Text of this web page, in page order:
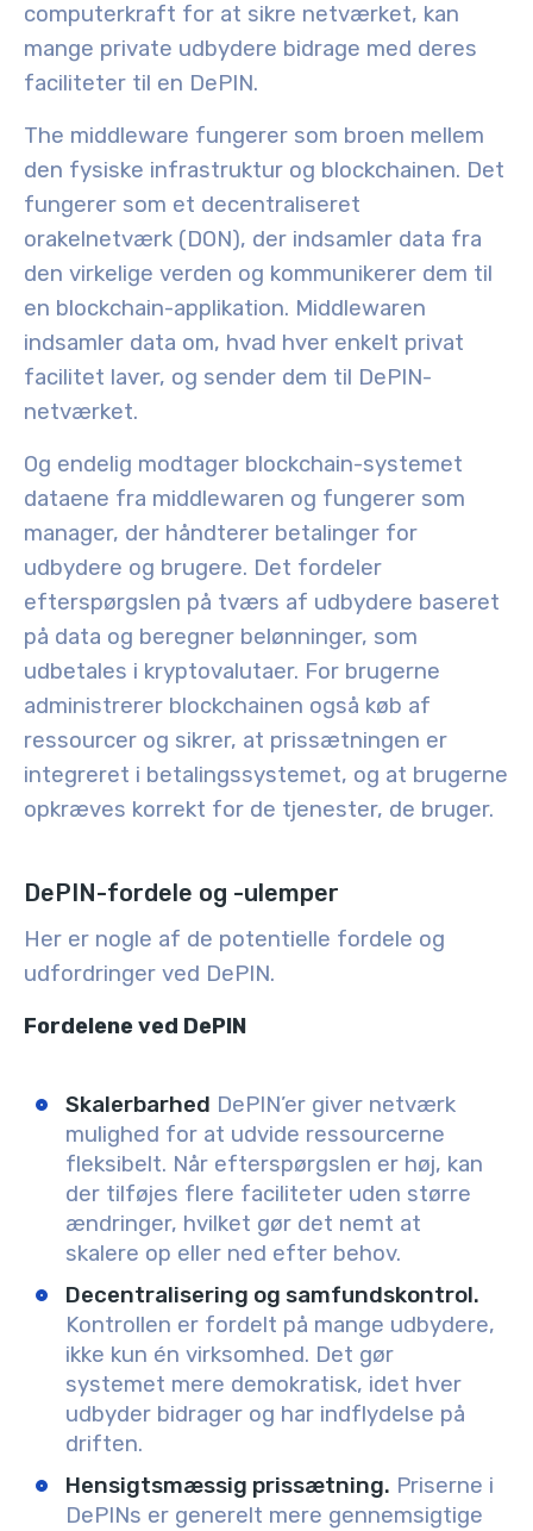
computerkraft for at sikre netværket, kan
mange private udbydere bidrage med deres
faciliteter til en DePIN.
The middleware fungerer som broen mellem
den fysiske infrastruktur og blockchainen. Det
fungerer som et decentraliseret
orakelnetværk (DON), der indsamler data fra
den virkelige verden og kommunikerer dem til
en blockchain-applikation. Middlewaren
indsamler data om, hvad hver enkelt privat
facilitet laver, og sender dem til DePIN-
netværket.
Og endelig modtager blockchain-systemet
dataene fra middlewaren og fungerer som
manager, der håndterer betalinger for
udbydere og brugere. Det fordeler
efterspørgslen på tværs af udbydere baseret
på data og beregner belønninger, som
udbetales i kryptovalutaer. For brugerne
administrerer blockchainen også køb af
ressourcer og sikrer, at prissætningen er
integreret i betalingssystemet, og at brugerne
opkræves korrekt for de tjenester, de bruger.
DePIN-fordele og -ulemper
Her er nogle af de potentielle fordele og
udfordringer ved DePIN.
Fordelene ved DePIN
Skalerbarhed DePIN’er giver netværk
mulighed for at udvide ressourcerne
fleksibelt. Når efterspørgslen er høj, kan
der tilføjes flere faciliteter uden større
ændringer, hvilket gør det nemt at
skalere op eller ned efter behov.
Decentralisering og samfundskontrol.
Kontrollen er fordelt på mange udbydere,
ikke kun én virksomhed. Det gør
systemet mere demokratisk, idet hver
udbyder bidrager og har indflydelse på
driften.
Hensigtsmæssig prissætning. Priserne i
DePINs er generelt mere gennemsigtige